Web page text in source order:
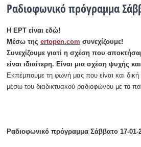
Οικονομία
Αθλητικά
Κόσμος
Ραδιόφωνο
Εκπομπές
Ραδιοφωνικό πρόγραμμα
Η ΕΡΤ είναι εδώ!
Μέσω της ertopen.com συνεχίζουμε!
Συνεχίζουμε γιατί η σχέση που
είναι ιδιαίτερη. Είναι μια σχέση ψυχής
Εκπέμπουμε τη φωνή μας που είναι και
μέσω του διαδικτυακού ραδιοφώνου με το
Ραδιοφωνικό πρόγραμμαΣάββατο 17-01-